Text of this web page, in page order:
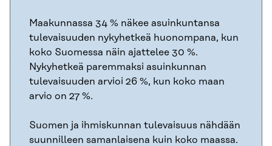
Maakunnassa 34 % näkee asuinkuntansa
tulevaisuuden nykyhetkeä huonompana, kun
koko Suomessa näin ajattelee 30 %.
Nykyhetkeä paremmaksi asuinkunnan
tulevaisuuden arvioi 26 %, kun koko maan
arvio on 27 %.
Suomen ja ihmiskunnan tulevaisuus nähdään
suunnilleen samanlaisena kuin koko maassa.​